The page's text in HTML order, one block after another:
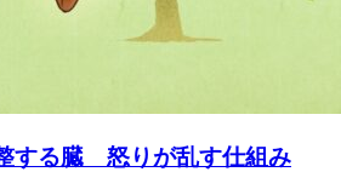
する臓 怒りが乱す仕組み